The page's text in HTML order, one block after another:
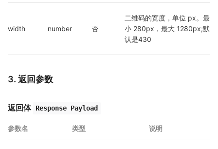
width number 否
二维码的宽度，单位 px。最
小 280px，最大 1280px;默
认是430
3. 返回参数
返回体 Response Payload
参数名 类型 说明